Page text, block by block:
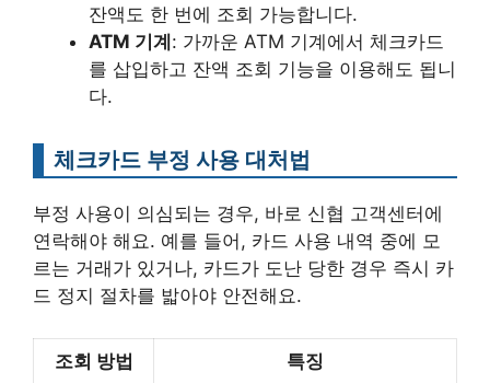
잔액도 한 번에 조회 가능합니다.
ATM 기계 : 가까운 ATM 기계에서 체크카드
를 삽입하고 잔액 조회 기능을 이용해도 됩니
다.
체크카드 부정 사용 대처법
부정 사용이 의심되는 경우, 바로 신협 고객센터에
연락해야 해요. 예를 들어, 카드 사용 내역 중에 모
르는 거래가 있거나, 카드가 도난 당한 경우 즉시 카
드 정지 절차를 밟아야 안전해요.
조회 방법 특징